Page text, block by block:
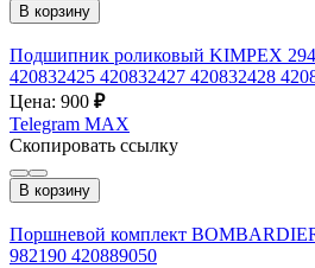
В корзину
Подшипник роликовый KIMPEX
420832425 420832427 420832428
Цена: 900 ₽
Telegram MAX
Скопировать ссылку
В корзину
Поршневой комплект
982190 420889050